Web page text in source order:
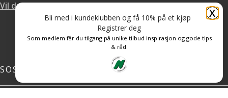
Vil du leie hos oss?
SOSIALE MEDIER
X
Bli med i kundeklubben og få 10% på et kjøp
Registrer deg
Som medlem får du tilgang på unike tilbud inspirasjon og gode tips
& råd.